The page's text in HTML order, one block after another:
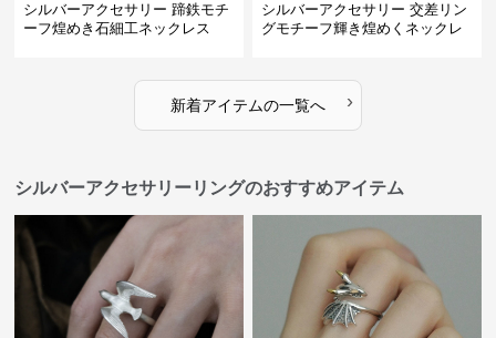
シルバーアクセサリー 蹄鉄モチ
ーフ煌めき石細工ネックレス
シルバーアクセサリー 交差リン
グモチーフ輝き煌めくネックレ
新着アイテムの一覧へ ›
シルバーアクセサリーリングのおすすめアイテム